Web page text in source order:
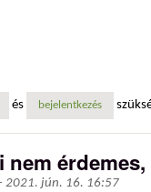
és bejelentkezés
nem érdemes,
2021. jún. 16. 16:57